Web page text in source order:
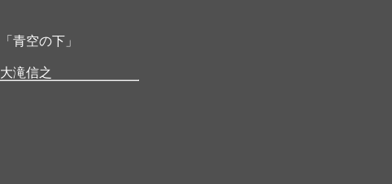
「青空の下」
大滝信之